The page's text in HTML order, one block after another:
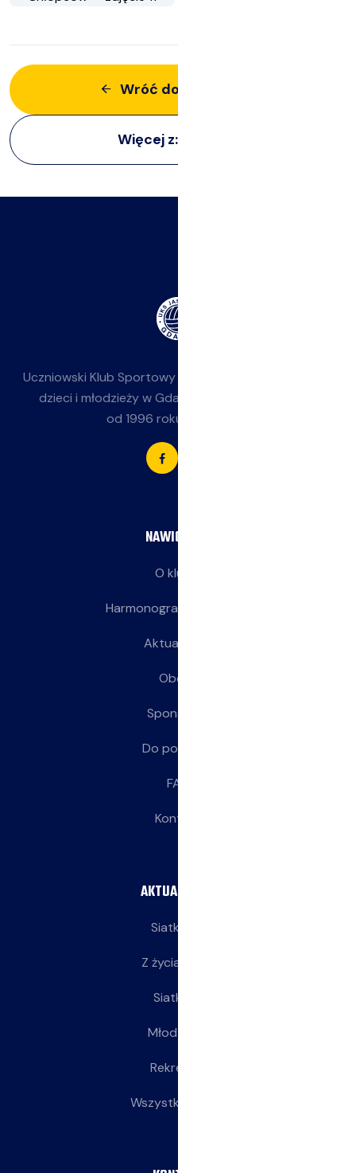
Wróć do aktualności
Więcej z:
Uczniowski Klub Sportowy
dzieci i młodzieży w Gdańsku-Jasieniu. Działamy
od 1996 roku przy SP 85.
NAWIGACJA
O klubie
Harmonogram treningów
Aktualności
Obozy
Sponsorzy
Do pobrania
FAQ
Kontakt
AKTUALNOŚCI
Siatkarze
Z życia klubu
Siatkarki
Młodziczki
Rekreacja
Wszystkie wpisy